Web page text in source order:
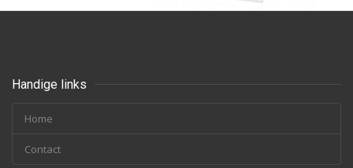
Handige links
Home
Contact